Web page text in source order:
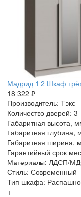
Мадрид 1,2 Шкаф
18 322 ₽
Производитель: Тэкс
Количество дверей: 3
Габаритная высота,
Габаритная глубина,
Габаритная ширина,
Гарантийный срок
Материалы: ЛДСП/
Стиль: Современный
Тип шкафа:
+